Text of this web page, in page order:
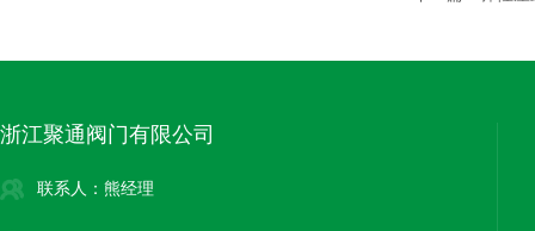
浙江聚通阀门有限公司
联系人：熊经理